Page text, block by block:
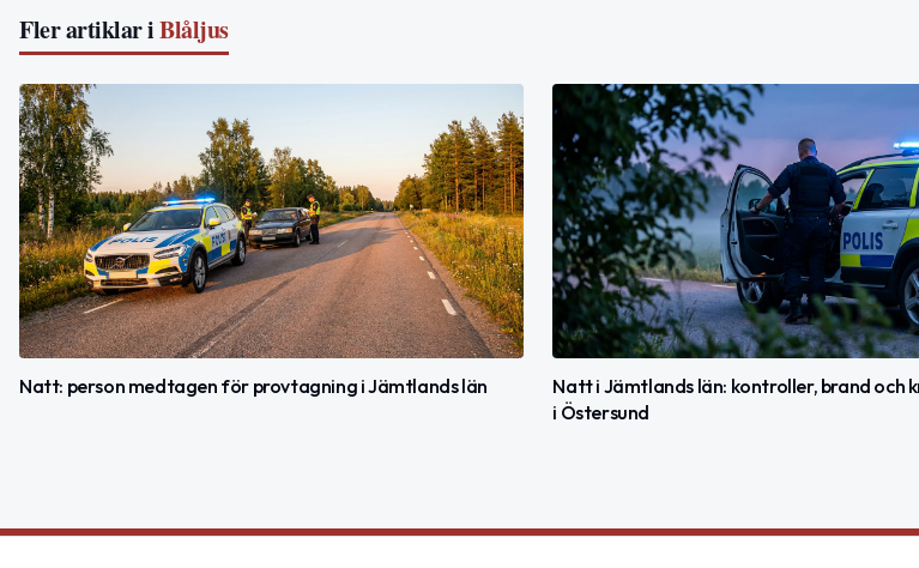
Fler artiklar iBlåljus
Natt: person medtagen för provtagning i Jämtlands län
Natt i Jämtlands län: kontroller, brand och
i Östersund